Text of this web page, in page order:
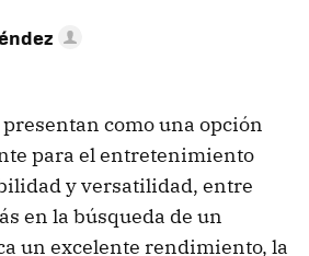
como una opción
para el entretenimiento
y versatilidad, entre
en la búsqueda de un
un excelente rendimiento, la